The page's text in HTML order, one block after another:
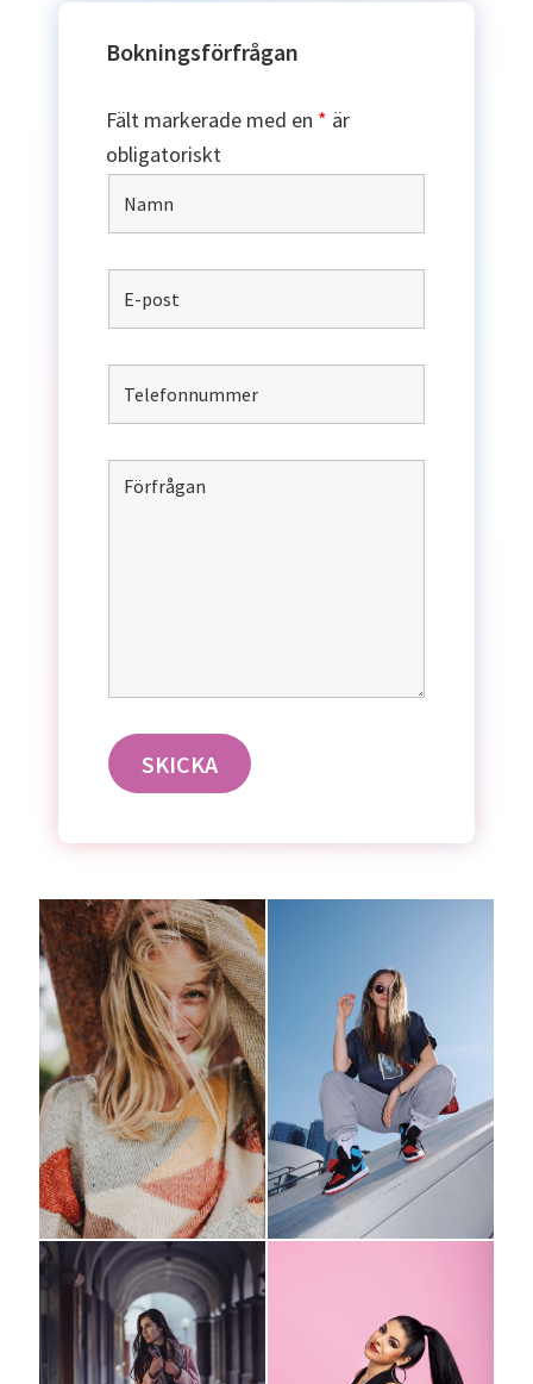
Bokningsförfrågan
Fält markerade med en * är
obligatoriskt